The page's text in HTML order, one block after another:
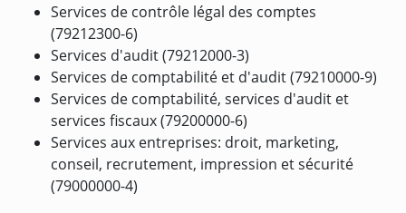
Services de contrôle légal des comptes
(79212300-6)
Services d'audit (79212000-3)
Services de comptabilité et d'audit (79210000-9)
Services de comptabilité, services d'audit et
services fiscaux (79200000-6)
Services aux entreprises: droit, marketing,
conseil, recrutement, impression et sécurité
(79000000-4)